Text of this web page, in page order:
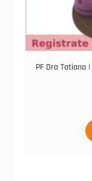
PF Dra Tatiana